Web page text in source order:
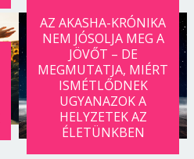
AZ AKASHA-KRÓNIKA
NEM JÓSOLJA MEG A
JÖVŐT – DE
MEGMUTATJA, MIÉRT
ISMÉTLŐDNEK
UGYANAZOK A
HELYZETEK AZ
ÉLETÜNKBEN